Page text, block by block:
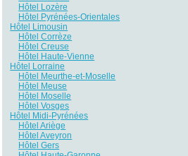
Hôtel Lozère
Hôtel Pyrénées-Orientales
Hôtel Limousin
Hôtel Corrèze
Hôtel Creuse
Hôtel Haute-Vienne
Hôtel Lorraine
Hôtel Meurthe-et-Moselle
Hôtel Meuse
Hôtel Moselle
Hôtel Vosges
Hôtel Midi-Pyrénées
Hôtel Ariège
Hôtel Aveyron
Hôtel Gers